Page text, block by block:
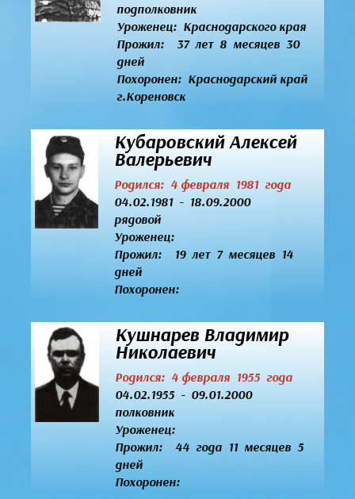
подполковник
Уроженец: Краснодарского края
Прожил: 37 лет 8 месяцев 30
дней
Похоронен: Краснодарский край
г.Кореновск
Кубаровский Алексей
Валерьевич
Родился: 4 февраля 1981 года
04.02.1981 - 18.09.2000
рядовой
Уроженец:
Прожил: 19 лет 7 месяцев 14
дней
Похоронен:
Кушнарев Владимир
Николаевич
Родился: 4 февраля 1955 года
04.02.1955 - 09.01.2000
полковник
Уроженец:
Прожил: 44 года 11 месяцев 5
дней
Похоронен: